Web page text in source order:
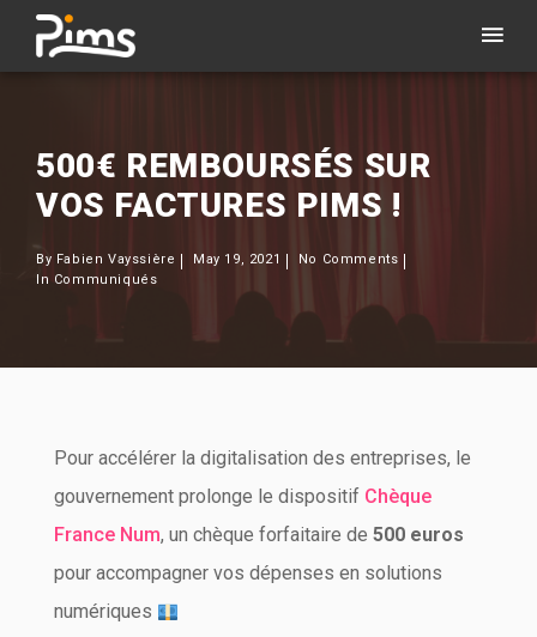
500€ REMBOURSÉS SUR
VOS FACTURES PIMS !
By Fabien Vayssière May 19, 2021
No Comments
In Communiqués
Pour accélérer la digitalisation des entreprises, le
gouvernement prolonge le dispositif Chèque
France Num, un chèque forfaitaire de 500 euros
pour accompagner vos dépenses en solutions
numériques